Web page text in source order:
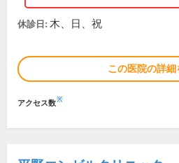
休診日: 木、日、祝
この医院の詳細
アクセス数※